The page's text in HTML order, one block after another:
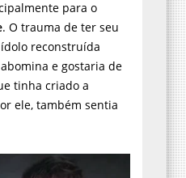
para o
. O trauma de ter seu
reconstruída
e gostaria de
tinha criado a
ele, também sentia